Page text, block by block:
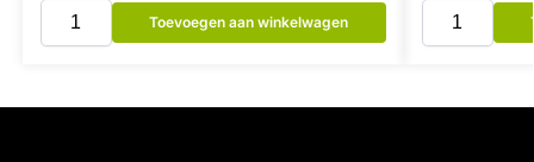
Toevoegen aan winkelwagen